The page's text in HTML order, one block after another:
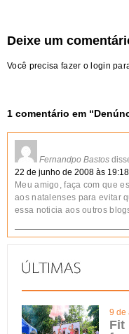
Deixe um
Você precisa fazer o login
1 comentário em “
Fernandpo Bastos
22 de junho de 2008 às 19:18
Meu amigo, faça com que
aos natalenses para evitar
essa noticia aos outros
9 de
Fit